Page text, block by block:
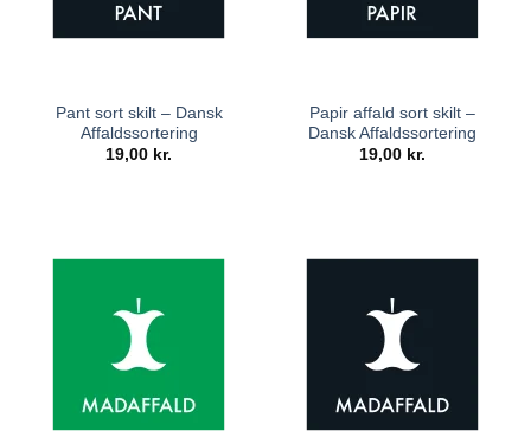
Pant sort skilt – Dansk
Affaldssortering
19,00 kr.
Papir affald sort skilt –
Dansk Affaldssortering
19,00 kr.